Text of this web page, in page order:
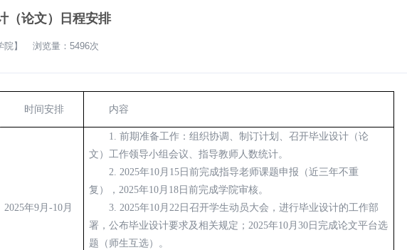
（论文）日程安排
院】 浏览量： 5496次
时间安排 内容
2025年9月-10月
1. 前期准备工作：组织协调 、 制订计划 、 召开毕业设计（论
文）工作领导小组会议、 指导教师人数统计。
2. 2025年10月15日前完成指导老师课题申报（近三年不重
复）， 2025年10月18日前完成学院审核。
3. 2025年10月22日 召开学生动员大会，进行毕业设计的工作部
署，公布毕业设计要求及相关规定； 2025年10月30日完成论文平台选
题（师生互选）。